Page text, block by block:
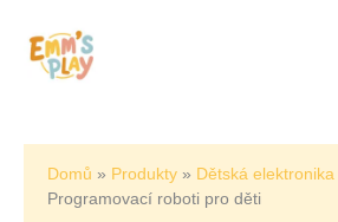
obsah
Domů Produkty
Dětská elektronika
Programovací roboti pro děti